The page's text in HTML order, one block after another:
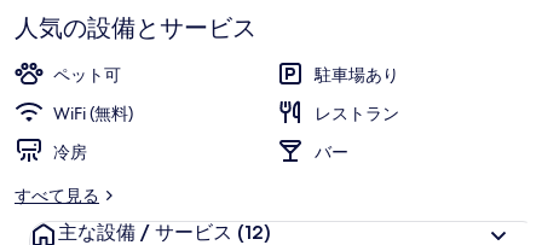
真
ギ
ャ
ラ
リ
ー
す
人気の設備とサービス
ペット可
駐車場あり
WiFi (無料)
レストラン
冷房
バー
すべて見る
主な設備 / サービス (12)